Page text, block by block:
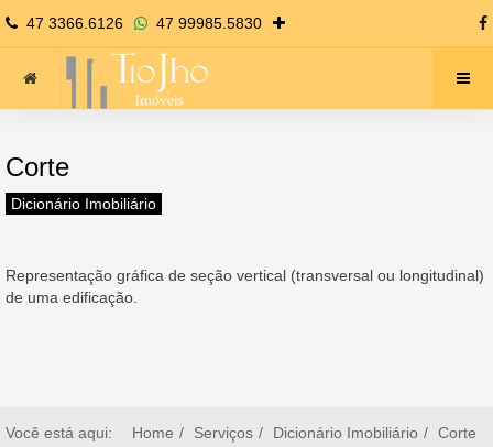
47 3366.6126 47 99985.5830
Corte
Dicionário Imobiliário
Representação gráfica de seção vertical (transversal ou longitudinal)
de uma edificação.
Você está aqui: Home Serviços Dicionário Imobiliário Corte